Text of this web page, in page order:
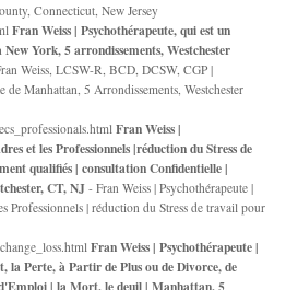
Connecticut, New Jersey
Fran Weiss | Psychothérapeute, qui est un
York, 5 arrondissements, Westchester
Weiss, LCSW-R, BCD, DCSW, CGP |
de Manhattan, 5 Arrondissements, Westchester
Fran Weiss |
et les Professionnels |réduction du Stress de
qualifiés | consultation Confidentielle |
CT, NJ - Fran Weiss | Psychothérapeute |
Professionnels | réduction du Stress de travail pour
Fran Weiss | Psychothérapeute |
la Perte, à Partir de Plus ou de Divorce, de
| la Mort, le deuil | Manhattan, 5